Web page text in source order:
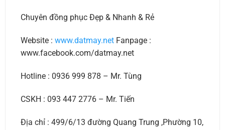
Chuyên đồng phục Đẹp & Nhanh & Rẻ
Website : www.datmay.netFanpage :
www.facebook.com/datmay.net
Hotline : 0936 999 878 – Mr. Tùng
CSKH : 093 447 2776 – Mr. Tiến
Địa chỉ : 499/6/13 đường Quang Trung ,Phường 10,